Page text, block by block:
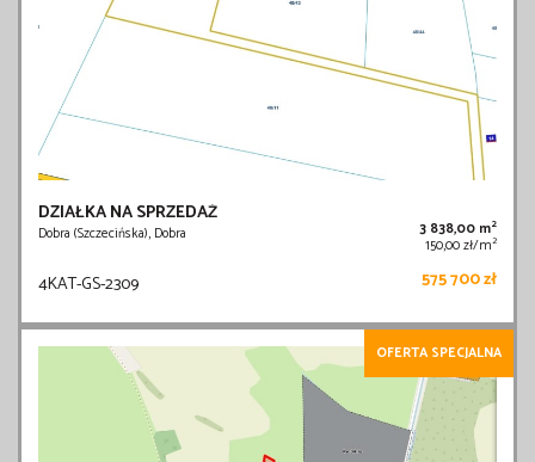
DZIAŁKA NA SPRZEDAŻ
Dobra (Szczecińska), Dobra 3 838,00 m2
150,00 zł/m2
4KAT-GS-2309 575 700 zł
OFERTA SPECJALNA